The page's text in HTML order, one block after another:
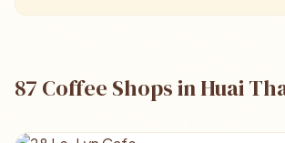
87 Coffee Shops in Huai